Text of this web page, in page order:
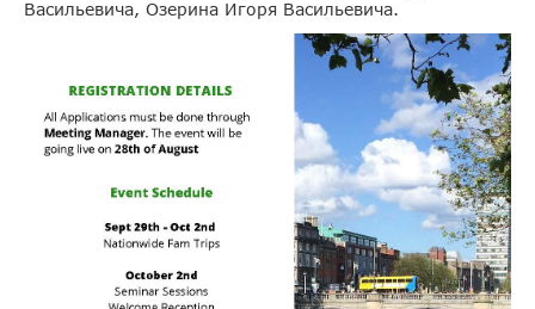
Васильевича, Озерина Игоря Васильевича.